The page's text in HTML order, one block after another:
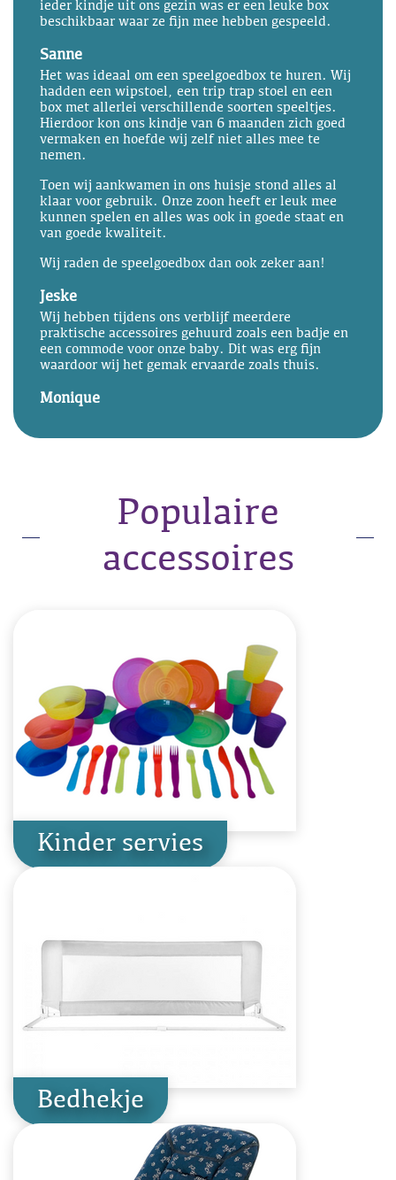
ieder kindje uit ons gezin was er een leuke box
beschikbaar waar ze fijn mee hebben gespeeld.
Sanne
Het was ideaal om een speelgoedbox te huren. Wij
hadden een wipstoel, een trip trap stoel en een
box met allerlei verschillende soorten speeltjes.
Hierdoor kon ons kindje van 6 maanden zich goed
vermaken en hoefde wij zelf niet alles mee te
nemen.
Toen wij aankwamen in ons huisje stond alles al
klaar voor gebruik. Onze zoon heeft er leuk mee
kunnen spelen en alles was ook in goede staat en
van goede kwaliteit.
Wij raden de speelgoedbox dan ook zeker aan!
Jeske
Wij hebben tijdens ons verblijf meerdere
praktische accessoires gehuurd zoals een badje en
een commode voor onze baby. Dit was erg fijn
waardoor wij het gemak ervaarde zoals thuis.
Monique
Populaire
accessoires
Kinder servies
Bedhekje